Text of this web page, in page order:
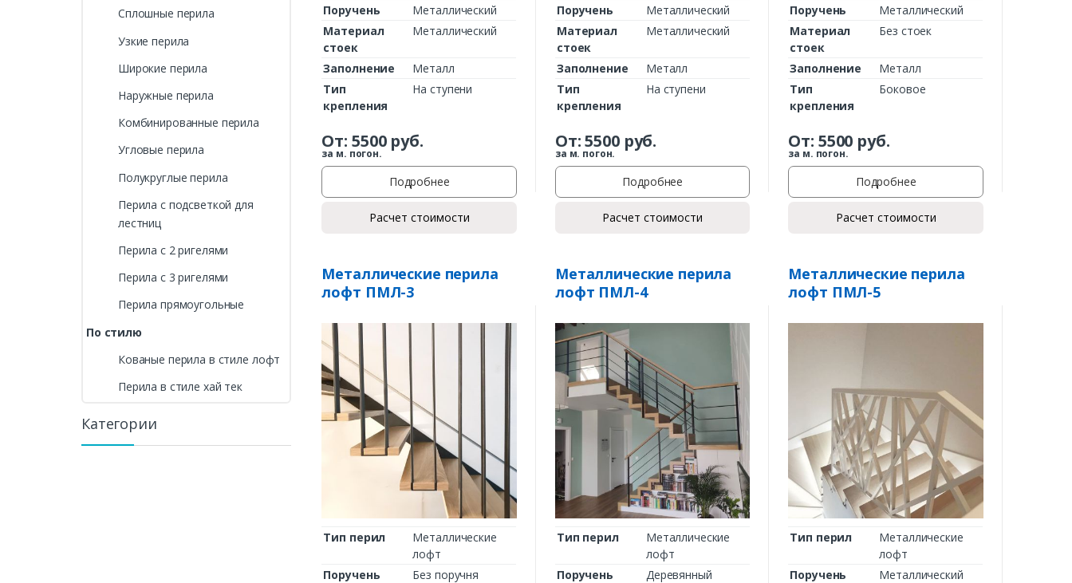
Поручень
Металлический
Материал
стоек
Металлический
Заполнение
Металл
Тип
крепления
На ступени
От: 5500руб.
за м. погон.
Подробнее
Расчет стоимости
Поручень
Металлический
Материал
стоек
Металлический
Заполнение
Металл
Тип
крепления
На ступени
От:5500руб.
за м. погон.
Подробнее
Расчет стоимости
Поручень
Металлический
Материал
стоек
Без стоек
Заполнение
Металл
Тип
крепления
Боковое
От: 5500 руб.
за м. погон.
Подробнее
Расчет стоимости
Металлические перила
лофт ПМЛ-3
Тип перил
Металлические
лофт
Поручень
Без поручня
Металлические перила
лофт ПМЛ-4
Тип перил
Металлические
лофт
Поручень
Деревянный
Металлические перила
лофт ПМЛ-5
Тип перил
Металлические
лофт
Поручень
Металлический
Сплошные перила
Узкие перила
Широкие перила
Наружные перила
Комбинированные перила
Угловые перила
Полукруглые перила
Перила с подсветкой для
лестниц
Перила с 2 ригелями
Перила с 3 ригелями
Перила прямоугольные
По стилю
Кованые перила в стиле лофт
Перила в стиле хай тек
Категории